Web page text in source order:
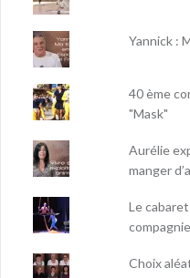
Yannick :
40 ème
"Mask"
Aurélie
manger
Le
Choix